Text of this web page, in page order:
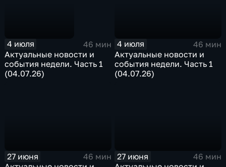
4 июля
46 мин
Актуальные новости и
события недели. Часть 1
(04.07.26)
4 июля
46 мин
Актуальные новости и
события недели. Часть 1
(04.07.26)
27 июня
46 мин
27 июня
46 мин